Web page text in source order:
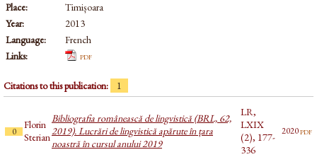
Place:
Timișoara
Year:
2013
Language:
French
Links:
pdf
Citations to this publication: 1
0
Florin
Sterian
Bibliografia românească de lingvistică (BRL, 62,
2019). Lucrări de lingvistică apărute în țara
noastră în cursul anului 2019
LR,
LXIX
(2), 177-
336
2020pdf